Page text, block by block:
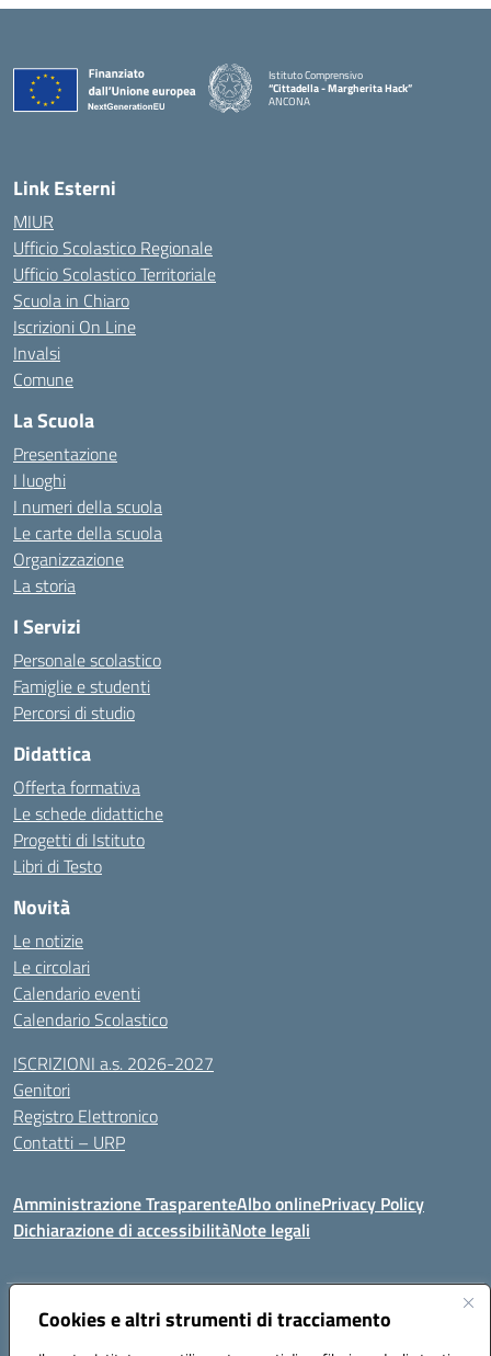
Cookies e altri strumenti di tracciamento
Istituto Comprensivo
“Cittadella - Margherita Hack”
ANCONA
Link Esterni
MIUR
Ufficio Scolastico Regionale
Ufficio Scolastico Territoriale
Scuola in Chiaro
Iscrizioni On Line
Invalsi
Comune
La Scuola
Presentazione
I luoghi
I numeri della scuola
Le carte della scuola
Organizzazione
La storia
I Servizi
Personale scolastico
Famiglie e studenti
Percorsi di studio
Didattica
Offerta formativa
Le schede didattiche
Progetti di Istituto
Libri di Testo
Novità
Le notizie
Le circolari
Calendario eventi
Calendario Scolastico
ISCRIZIONI a.s. 2026-2027
Genitori
Registro Elettronico
Contatti – URP
Amministrazione TrasparenteAlbo onlinePrivacy Policy
Dichiarazione di accessibilitàNote legali
Indirizzo:Via Tiziano, 50 - 60125 Ancona